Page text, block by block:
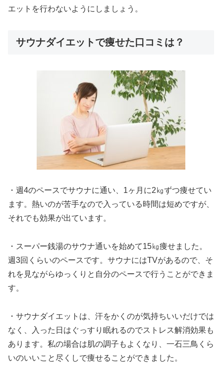
エットを行わないようにしましょう。
サウナダイエットで痩せた口コミは？
・週4のペースでサウナに通い、1ヶ月に2㎏ずつ痩せてい
ます。熱いのが苦手なので入っている時間は短めですが、
それでも効果が出ています。
・スーパー銭湯のサウナ通いを始めて15㎏痩せました。
週3回くらいのペースです。サウナにはTVがあるので、そ
れを見ながらゆっくりと自分のペースで行うことができま
す。
・サウナダイエットは、汗をかくのが気持ちいいだけでは
なく、入った日はぐっすり眠れるのでストレス解消効果も
あります。私の場合は肌の調子もよくなり、一石三鳥くら
いのいいこと尽くしで痩せることができました。